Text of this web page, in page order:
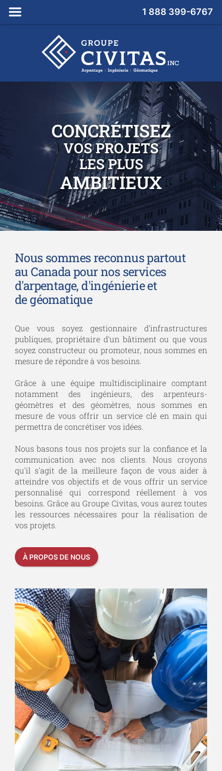
CONCRÉTISEZ
VOS PROJETS
LES PLUS
AMBITIEUX
1 888 399-6767
Nous sommes reconnus partout
au Canada pour nos services
d'arpentage, d'ingénierie et
de géomatique
Que vous soyez gestionnaire d'infrastructures
publiques, propriétaire d'un bâtiment ou que vous
soyez constructeur ou promoteur, nous sommes en
mesure de répondre à vos besoins.
Grâce à une équipe multidisciplinaire comptant
notamment des ingénieurs, des arpenteurs-
géomètres et des géomètres, nous sommes en
mesure de vous offrir un service clé en main qui
permettra de concrétiser vos idées.
Nous basons tous nos projets sur la confiance et la
communication avec nos clients. Nous croyons
qu'il s'agit de la meilleure façon de vous aider à
atteindre vos objectifs et de vous offrir un service
personnalisé qui correspond réellement à vos
besoins. Grâce au Groupe Civitas, vous aurez toutes
les ressources nécessaires pour la réalisation de
vos projets.
À PROPOS DE NOUS